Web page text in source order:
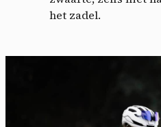
het zadel.
Cookies